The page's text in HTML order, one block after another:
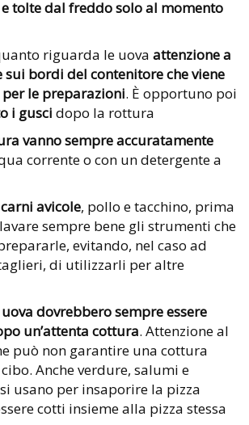
tolte dal freddo solo al momento
riguarda le uova attenzione a
sui bordi del contenitore che viene
le preparazioni. È opportuno poi
i gusci dopo la rottura
vanno sempre accuratamente
corrente o con un detergente a
avicole, pollo e tacchino, prima
sempre bene gli strumenti che
evitando, nel caso ad
di utilizzarli per altre
uova dovrebbero sempre essere
un’attenta cottura. Attenzione al
può non garantire una cottura
Anche verdure, salumi e
usano per insaporire la pizza
cotti insieme alla pizza stessa